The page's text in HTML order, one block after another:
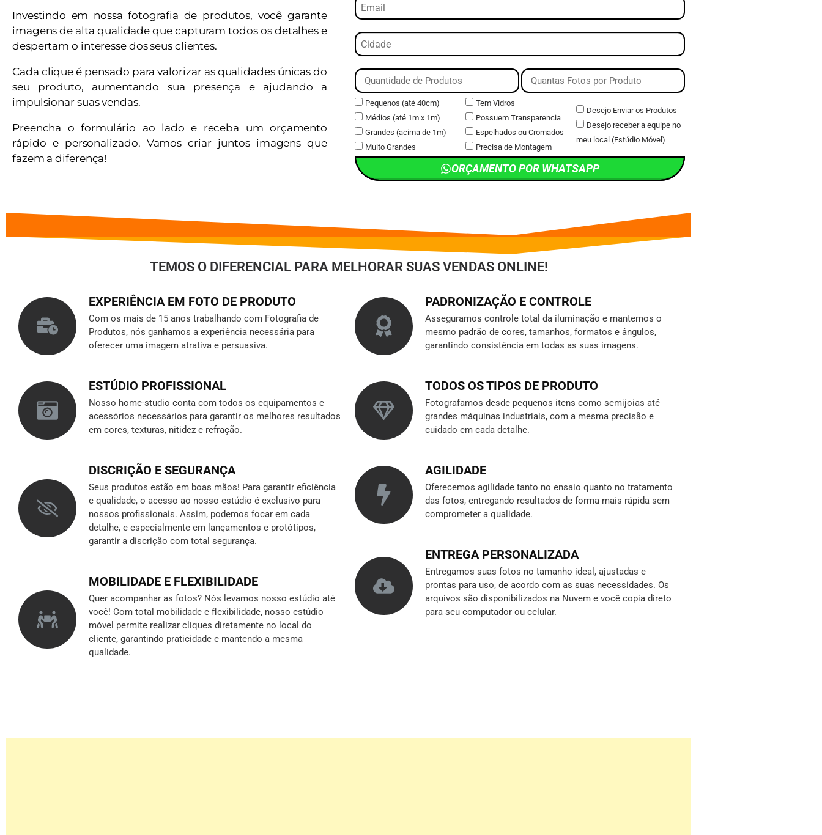
Investindo em nossa fotografia de produtos, você garante
imagens de alta qualidade que capturam todos os detalhes e
despertam o interesse dos seus clientes.
Cada clique é pensado para valorizar as qualidades únicas do
seu produto, aumentando sua presença e ajudando a
impulsionar suas vendas.
Preencha o formulário ao lado e receba um orçamento
rápido e personalizado. Vamos criar juntos imagens que
fazem a diferença!
Pequenos (até 40cm)
Médios (até 1m x 1m)
Grandes (acima de 1m)
Muito Grandes
Tem Vidros
Possuem Transparencia
Espelhados ou Cromados
Precisa de Montagem
Desejo Enviar os Produtos
Desejo receber a equipe no
meu local (Estúdio Móvel)
ORÇAMENTO POR WHATSAPP
TEMOS O DIFERENCIAL PARA MELHORAR SUAS VENDAS ONLINE!
EXPERIÊNCIA EM FOTO DE PRODUTO
Com os mais de 15 anos trabalhando com Fotografia de
Produtos, nós ganhamos a experiência necessária para
oferecer uma imagem atrativa e persuasiva.
ESTÚDIO PROFISSIONAL
Nosso home-studio conta com todos os equipamentos e
acessórios necessários para garantir os melhores resultados
em cores, texturas, nitidez e refração.
DISCRIÇÃO E SEGURANÇA
Seus produtos estão em boas mãos! Para garantir eficiência
e qualidade, o acesso ao nosso estúdio é exclusivo para
nossos profissionais. Assim, podemos focar em cada
detalhe, e especialmente em lançamentos e protótipos,
garantir a discrição com total segurança.
MOBILIDADE E FLEXIBILIDADE
Quer acompanhar as fotos? Nós levamos nosso estúdio até
você! Com total mobilidade e flexibilidade, nosso estúdio
móvel permite realizar cliques diretamente no local do
cliente, garantindo praticidade e mantendo a mesma
qualidade.
PADRONIZAÇÃO E CONTROLE
Asseguramos controle total da iluminação e mantemos o
mesmo padrão de cores, tamanhos, formatos e ângulos,
garantindo consistência em todas as suas imagens.
TODOS OS TIPOS DE PRODUTO
Fotografamos desde pequenos itens como semijoias até
grandes máquinas industriais, com a mesma precisão e
cuidado em cada detalhe.
AGILIDADE
Oferecemos agilidade tanto no ensaio quanto no tratamento
das fotos, entregando resultados de forma mais rápida sem
comprometer a qualidade.
ENTREGA PERSONALIZADA
Entregamos suas fotos no tamanho ideal, ajustadas e
prontas para uso, de acordo com as suas necessidades. Os
arquivos são disponibilizados na Nuvem e você copia direto
para seu computador ou celular.